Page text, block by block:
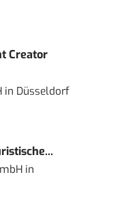
Creator
in Düsseldorf
in